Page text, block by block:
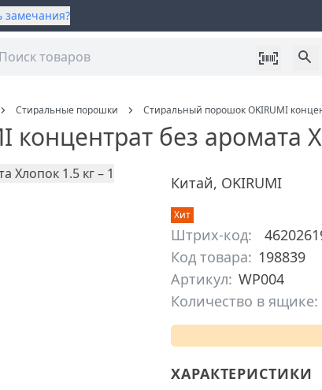
замечания?
Стиральные порошки Стиральный порошок OKIRUMI
без аромата
Китай, OKIRUMI
Хит
Штрих-код:
Код товара: 198839
Артикул: WP004
Количество в ящике:
ХАРАКТЕРИСТИКИ